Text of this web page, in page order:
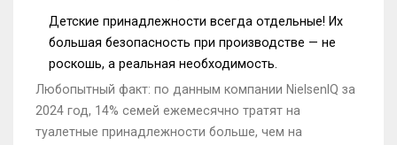
Детские принадлежности всегда отдельные! Их
большая безопасность при производстве — не
роскошь, а реальная необходимость.
Любопытный факт: по данным компании NielsenIQ за
2024 год, 14% семей ежемесячно тратят на
туалетные принадлежности больше, чем на